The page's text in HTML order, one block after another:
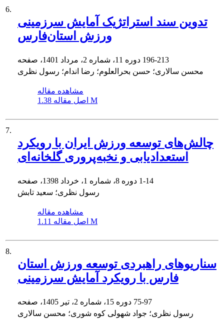
6.
تدوین سند استراتژیک آمایش سرزمینی
ورزش استان‌فارس
196-213
محسن سالاری؛ حسن بحرالعلوم؛ رضا اندام؛ رسول نظری
مشاهده مقاله
اصل مقاله 1.38 M
7.
چالش‌های توسعه ورزش ایران با رویکرد
استعدادیابی و نخبه‌پروری گلخانه‌ای
1-14
رسول نظری؛ سعید تابش
مشاهده مقاله
اصل مقاله 1.11 M
8.
سناریوهای راهبردی توسعه ورزش استان
فارس با رویکرد آمایش سرزمینی
75-97
رسول نظری؛ جواد شهولی کوه شوری؛ محسن سالاری